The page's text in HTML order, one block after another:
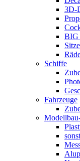
3D-
BIG
Schiffe
Fahrzeuge